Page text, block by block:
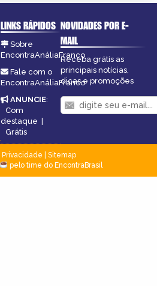
LINKS RÁPIDOS
Sobre
EncontraAnáliaFranco
Fale com o
EncontraAnáliaFranco
ANUNCIE:
Com
destaque |
Grátis
NOVIDADES POR E-
MAIL
Receba grátis as
principais notícias,
dicas e promoções
Privacidade
Sitemap
pelo time do EncontraBrasil